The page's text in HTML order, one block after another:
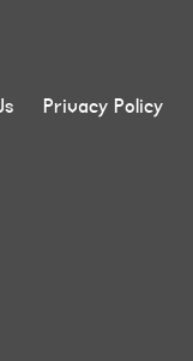
Privacy Policy